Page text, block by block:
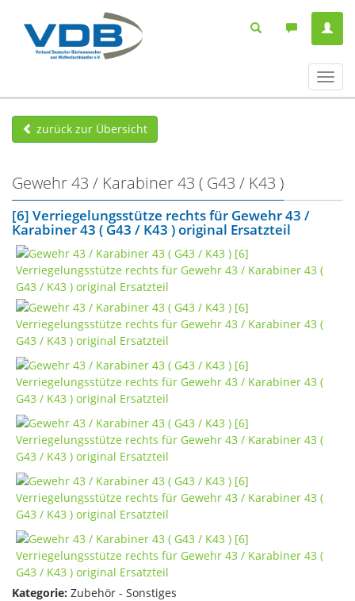
ein-/
zurück zur Übersicht
Gewehr 43 / Karabiner 43 ( G43 / K43 )
[6] Verriegelungsstütze rechts für Gewehr 43 /
Karabiner 43 ( G43 / K43 ) original Ersatzteil
Kategorie: Zubehör - Sonstiges